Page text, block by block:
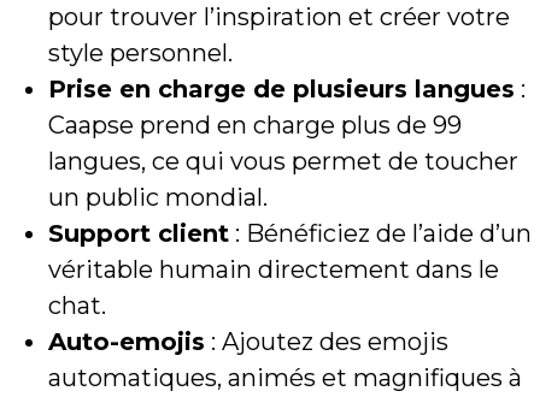
pour trouver l’inspiration et créer votre
style personnel.
Prise en charge de plusieurs langues :
Caapse prend en charge plus de 99
langues, ce qui vous permet de toucher
un public mondial.
Support client : Bénéficiez de l’aide d’un
véritable humain directement dans le
chat.
Auto-emojis : Ajoutez des emojis
automatiques, animés et magnifiques à